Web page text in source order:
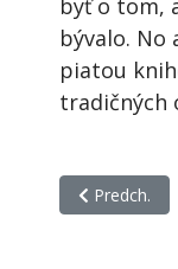
bývalo. No
piatou
tradičných
Predch.